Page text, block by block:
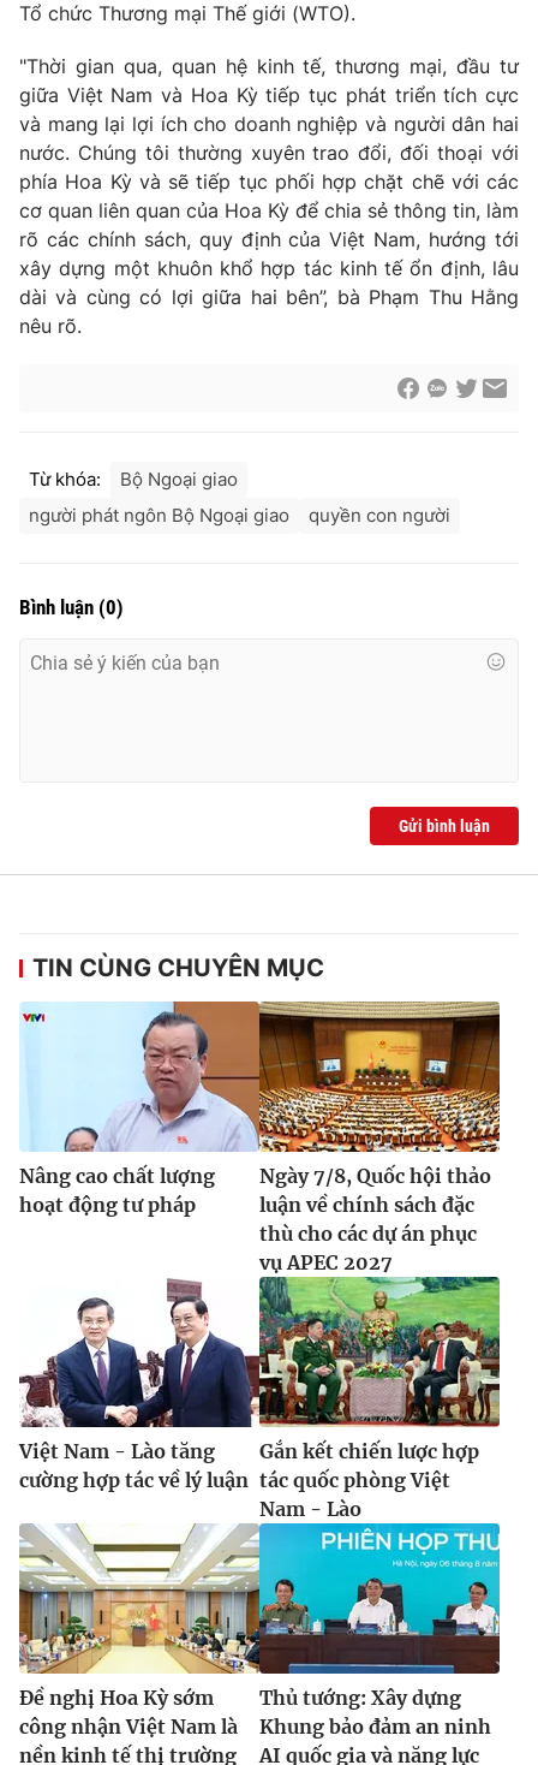
Thời báo VTV
Giấy phép hoạt động báo in và báo điện tử số 483/GP-BTTTT
cấp ngày 29/12/2023
Tổng Biên tập:Vũ Thanh Thủy
Phó Tổng Biên tập: Nguyễn Thị Mỹ Hạnh, Phạm Quốc Thắng,
Nguyễn Trọng Ninh
Tổng đài VTV: 024.38 355 931 - 024.38 355 932
Ðiện thoại Thời báo VTV:024.66 897 897
Email:toasoan@vtv.vn
Liên hệ quảng cáo:
024-7300.7108
® Cấm sao chép dưới mọi hình thức nếu không có sự chấp
thuận bằng văn bản. Ghi rõ nguồn VTV.vn khi phát hành lại
Tổ chức Thương mại Thế giới (WTO).
"Thời gian qua, quan hệ kinh tế, thương mại, đầu tư
giữa Việt Nam và Hoa Kỳ tiếp tục phát triển tích cực
và mang lại lợi ích cho doanh nghiệp và người dân hai
nước. Chúng tôi thường xuyên trao đổi, đối thoại với
phía Hoa Kỳ và sẽ tiếp tục phối hợp chặt chẽ với các
cơ quan liên quan của Hoa Kỳ để chia sẻ thông tin, làm
rõ các chính sách, quy định của Việt Nam, hướng tới
xây dựng một khuôn khổ hợp tác kinh tế ổn định, lâu
dài và cùng có lợi giữa hai bên”, bà Phạm Thu Hằng
nêu rõ.
Từ khóa:
Bộ Ngoại giao
người phát ngôn Bộ Ngoại giao
quyền con người
Bình luận (0)
Gửi bình luận
TIN CÙNG CHUYÊN MỤC
Nâng cao chất lượng
hoạt động tư pháp
Ngày 7/8, Quốc hội thảo
luận về chính sách đặc
thù cho các dự án phục
vụ APEC 2027
Việt Nam - Lào tăng
cường hợp tác về lý luận
Gắn kết chiến lược hợp
tác quốc phòng Việt
Nam - Lào
Đề nghị Hoa Kỳ sớm
công nhận Việt Nam là
nền kinh tế thị trường
Thủ tướng: Xây dựng
Khung bảo đảm an ninh
AI quốc gia và năng lực